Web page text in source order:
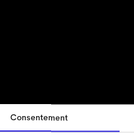
Consentement